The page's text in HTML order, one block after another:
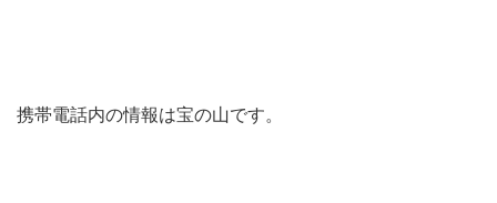
携帯電話内の情報は宝の山です。